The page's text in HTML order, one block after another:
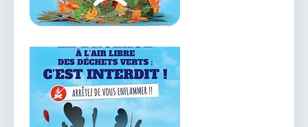
JEUDI 6 AOÛT 2026
Lundi, mardi, jeudi, vendredi de 8h30 à 12h et
après-midi sur rendez-vous. Samedi sur rendez-
vous.
04 74 38 22 78
mairie@douvres.fr